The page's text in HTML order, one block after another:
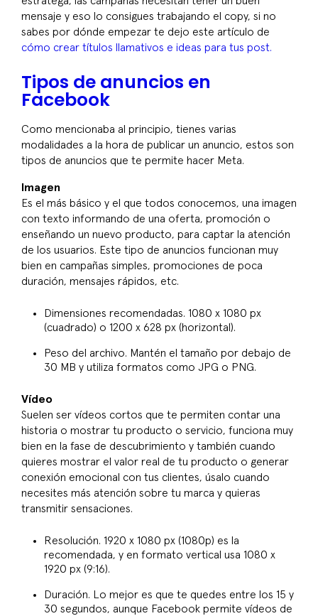
mensaje y eso lo consigues trabajando el copy, si no
sabes por dónde empezar te dejo este artículo de
cómo crear títulos llamativos e ideas para tus post.
Tipos de anuncios en
Facebook
Como mencionaba al principio, tienes varias
modalidades a la hora de publicar un anuncio, estos son
tipos de anuncios que te permite hacer Meta.
Imagen
Es el más básico y el que todos conocemos, una imagen
con texto informando de una oferta, promoción o
enseñando un nuevo producto, para captar la atención
de los usuarios. Este tipo de anuncios funcionan muy
bien en campañas simples, promociones de poca
duración, mensajes rápidos, etc.
Dimensiones recomendadas. 1080 x 1080 px
(cuadrado) o 1200 x 628 px (horizontal).
Peso del archivo. Mantén el tamaño por debajo de
30 MB y utiliza formatos como JPG o PNG.
Vídeo
Suelen ser vídeos cortos que te permiten contar una
historia o mostrar tu producto o servicio, funciona muy
bien en la fase de descubrimiento y también cuando
quieres mostrar el valor real de tu producto o generar
conexión emocional con tus clientes, úsalo cuando
necesites más atención sobre tu marca y quieras
transmitir sensaciones.
Resolución. 1920 x 1080 px (1080p) es la
recomendada, y en formato vertical usa 1080 x
1920 px (9:16).
Duración. Lo mejor es que te quedes entre los 15 y
30 segundos, aunque Facebook permite vídeos de